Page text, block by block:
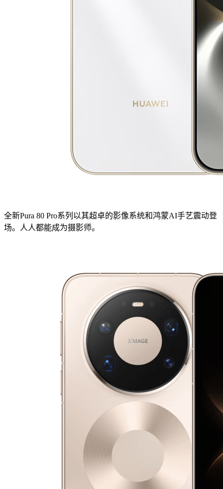
全新Pura 80 Pro系列以其超卓的影像系统和鸿蒙AI手艺震动登
场。人人都能成为摄影师。